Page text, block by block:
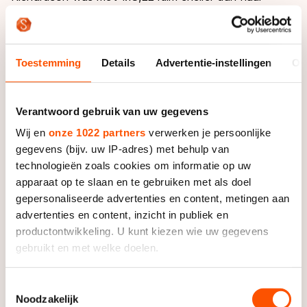
Toestemming Details Advertentie-instellingen
Verantwoord gebruik van uw gegevens
Wij en onze 1022 partners verwerken je persoonlijke
gegevens (bijv. uw IP-adres) met behulp van
technologieën zoals cookies om informatie op uw
apparaat op te slaan en te gebruiken met als doel
gepersonaliseerde advertenties en content, metingen aan
advertenties en content, inzicht in publiek en
productontwikkeling. U kunt kiezen wie uw gegevens
gebruikt en met welke doelen.
Informatie verzamelen over uw geografische locatie,
Noodzakelijk
trainingsmaatje en wereldrecordhoudster Brittany
Bowe, die 1.13,92 op de klok bracht. In Sotsji zullen
beide dames worden vergezeld door Sugar Todd, die
met 1.15,72 derde werd en Kelly Gunther die de vierde
tijd zette: 1.16,43.
Davis had beduidend minder marge dan Richardson.
Hij reed 1.07,52 en bleef daarmee Brian Hansen slechts
0,01 seconden voor. Joey Mantia, de meervoudig
wereldkampioen inline-skaten zette in Salt Lake City
de derde tijd: 1.07,88, een ruime verbetering van zijn
persoonlijk record. Mantia is daarmee zeker van
deelname aan de Winterspelen.
Ook Jonathan Garcia wist zich te plaatsen. Hij werd
met 1.07,95 vierde. Ook hij verbeterde zich met bijna